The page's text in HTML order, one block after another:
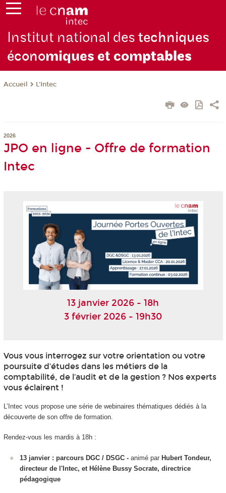
Institut national destechniques
économiques et comptables
Accueil L'Intec
2026
JPO en ligne - Offre de formation
Intec
13 janvier 2026 - 18h
3 février 2026 - 19h30
Vous vous interrogez sur votre orientation ou votre
poursuite d’études dans les métiers de la
comptabilité, de l’audit et de la gestion ? Nos experts
vous éclairent !
L’Intec vous propose une série de webinaires thématiques dédiés à la
découverte de son offre de formation.
Rendez-vous les mardis à 18h :
13 janvier : parcours DGC / DSGC - animé par Hubert Tondeur,
directeur de l'Intec, et Hélène Bussy Socrate, directrice
pédagogique